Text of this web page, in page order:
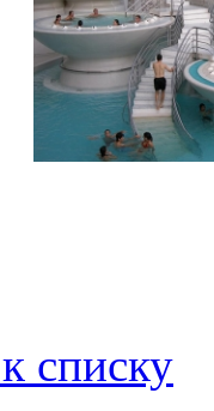
списку